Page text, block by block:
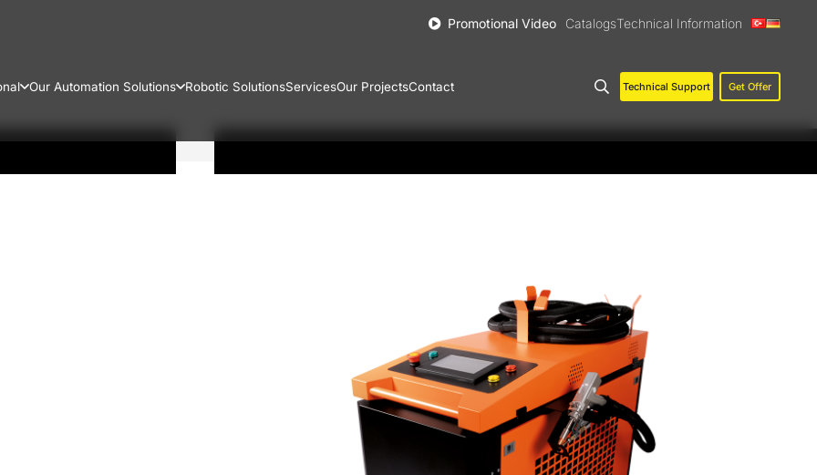
Promotional Video CatalogsTechnical Information
Our Automation Solutions Robotic SolutionsServicesOur ProjectsContact Technical Support Get Offer